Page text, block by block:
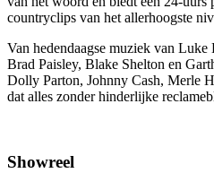
countryclips van het allerhoogste
Van hedendaagse muziek van
Brad Paisley, Blake Shelton en
Dolly Parton, Johnny Cash, Merle
dat alles zonder hinderlijke
Showreel